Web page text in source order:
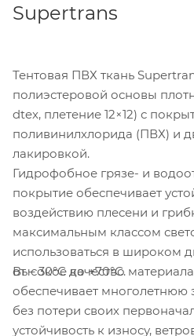
Supertrans
Тентовая ПВХ ткань
полиэстеровой основы
dtex, плетение 12×12) с
поливинилхлорида (ПВХ) и
лакировкой.
Гидрофобное грязе- и
покрытие обеспечивает
воздействию плесени и
максимальным классом
использоваться в широком
от – 30°С до +70°С.
Высокое качество
обеспечивает многолетнюю
без потери своих
устойчивость к износу,